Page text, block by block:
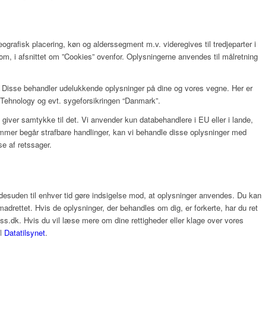
placering, køn og alderssegment m.v. videregives til tredjeparter i
i afsnittet om ”Cookies” ovenfor. Oplysningerne anvendes til målretning
behandler udelukkende oplysninger på dine og vores vegne. Her er
og evt. sygeforsikringen “Danmark”.
samtykke til det. Vi anvender kun databehandlere i EU eller i lande,
begår strafbare handlinger, kan vi behandle disse oplysninger med
af retssager.
til enhver tid gøre indsigelse mod, at oplysninger anvendes. Du kan
Hvis de oplysninger, der behandles om dig, er forkerte, har du ret
Hvis du vil læse mere om dine rettigheder eller klage over vores
Datatilsynet.